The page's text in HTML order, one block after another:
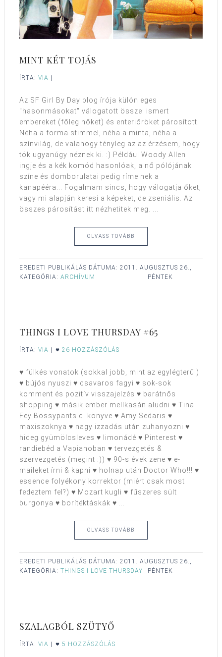
MINT KÉT TOJÁS
ÍRTA: VIA |
Az SF Girl By Day blog írója különleges
"hasonmásokat" válogatott össze: ismert
embereket (főleg nőket) és enteriőröket párosított.
Néha a forma stimmel, néha a minta, néha a
színvilág, de valahogy tényleg az az érzésem, hogy
tök ugyanúgy néznek ki. :) Például Woody Allen
ingje és a kék komód hasonlóak, a nő pólójának
színe és domborulatai pedig rímelnek a
kanapééra... Fogalmam sincs, hogy válogatja őket,
vagy mi alapján keresi a képeket, de zseniális. Az
összes párosítást itt nézhetitek meg. ...
OLVASS TOVÁBB
EREDETI PUBLIKÁLÁS DÁTUMA: 2011. AUGUSZTUS 26.,
PÉNTEK
KATEGÓRIA: ARCHÍVUM
THINGS I LOVE THURSDAY #65
ÍRTA: VIA 26 HOZZÁSZÓLÁS
♥ fülkés vonatok (sokkal jobb, mint az egylégterű!)
♥ bújós nyuszi ♥ csavaros fagyi ♥ sok-sok
komment és pozitív visszajelzés ♥ barátnős
shopping ♥ másik ember mellkasán aludni ♥ Tina
Fey Bossypants c. könyve ♥ Amy Sedaris ♥
maxiszoknya ♥ nagy izzadás után zuhanyozni ♥
hideg gyümölcsleves ♥ limonádé ♥ Pinterest ♥
randiebéd a Vapianoban ♥ tervezgetés &
szervezgetés (megint :)) ♥ 90-s évek zene ♥ e-
maileket írni & kapni ♥ holnap után Doctor Who!!! ♥
essence folyékony korrektor (miért csak most
fedeztem fel?) ♥ Mozart kugli ♥ fűszeres sült
burgonya ♥ borítéktáskák ♥ ...
OLVASS TOVÁBB
EREDETI PUBLIKÁLÁS DÁTUMA: 2011. AUGUSZTUS 26.,
PÉNTEK
KATEGÓRIA: THINGS I LOVE THURSDAY
SZALAGBÓL SZÜTYŐ
ÍRTA: VIA | 5 HOZZÁSZÓLÁS